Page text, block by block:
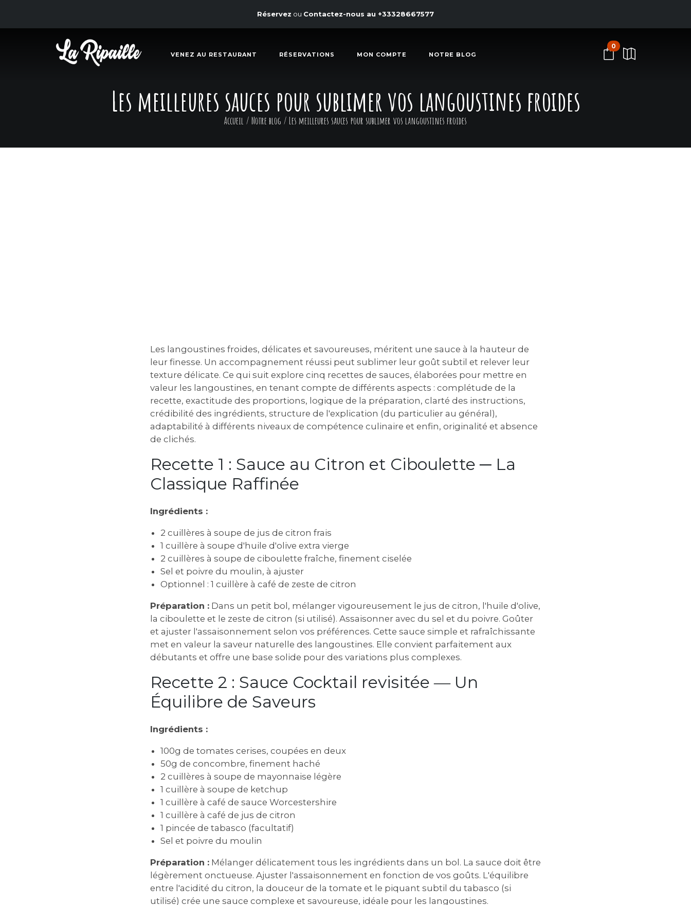
Réservez ou Contactez-nous au +33328667577
VENEZ AU RESTAURANT RÉSERVATIONS MON COMPTE NOTRE BLOG
0
Les meilleures sauces pour sublimer vos langoustines froides
Accueil / Notre blog / Les meilleures sauces pour sublimer vos langoustines froides
Les langoustines froides, délicates et savoureuses, méritent une sauce à la hauteur de
leur finesse. Un accompagnement réussi peut sublimer leur goût subtil et relever leur
texture délicate. Ce qui suit explore cinq recettes de sauces, élaborées pour mettre en
valeur les langoustines, en tenant compte de différents aspects : complétude de la
recette, exactitude des proportions, logique de la préparation, clarté des instructions,
crédibilité des ingrédients, structure de l'explication (du particulier au général),
adaptabilité à différents niveaux de compétence culinaire et enfin, originalité et absence
de clichés.
Recette 1 : Sauce au Citron et Ciboulette ─ La
Classique Raffinée
Ingrédients :
2 cuillères à soupe de jus de citron frais
1 cuillère à soupe d'huile d'olive extra vierge
2 cuillères à soupe de ciboulette fraîche, finement ciselée
Sel et poivre du moulin, à ajuster
Optionnel : 1 cuillère à café de zeste de citron
Préparation : Dans un petit bol, mélanger vigoureusement le jus de citron, l'huile d'olive,
la ciboulette et le zeste de citron (si utilisé). Assaisonner avec du sel et du poivre. Goûter
et ajuster l'assaisonnement selon vos préférences. Cette sauce simple et rafraîchissante
met en valeur la saveur naturelle des langoustines. Elle convient parfaitement aux
débutants et offre une base solide pour des variations plus complexes.
Recette 2 : Sauce Cocktail revisitée ― Un
Équilibre de Saveurs
Ingrédients :
100g de tomates cerises, coupées en deux
50g de concombre, finement haché
2 cuillères à soupe de mayonnaise légère
1 cuillère à soupe de ketchup
1 cuillère à café de sauce Worcestershire
1 cuillère à café de jus de citron
1 pincée de tabasco (facultatif)
Sel et poivre du moulin
Préparation : Mélanger délicatement tous les ingrédients dans un bol. La sauce doit être
légèrement onctueuse. Ajuster l'assaisonnement en fonction de vos goûts. L'équilibre
entre l'acidité du citron, la douceur de la tomate et le piquant subtil du tabasco (si
utilisé) crée une sauce complexe et savoureuse, idéale pour les langoustines.